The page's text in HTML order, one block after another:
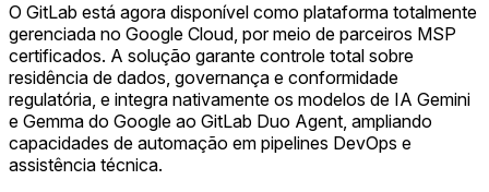
O GitLab está agora disponível como plataforma totalmente
gerenciada no Google Cloud, por meio de parceiros MSP
certificados. A solução garante controle total sobre
residência de dados, governança e conformidade
regulatória, e integra nativamente os modelos de IA Gemini
e Gemma do Google ao GitLab Duo Agent, ampliando
capacidades de automação em pipelines DevOps e
assistência técnica.